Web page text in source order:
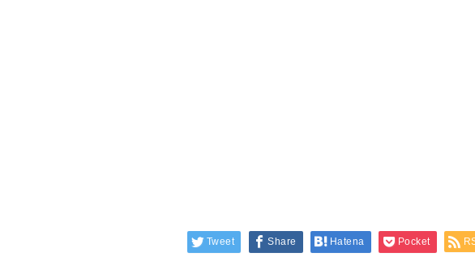
Tweet Share Hatena Pocket